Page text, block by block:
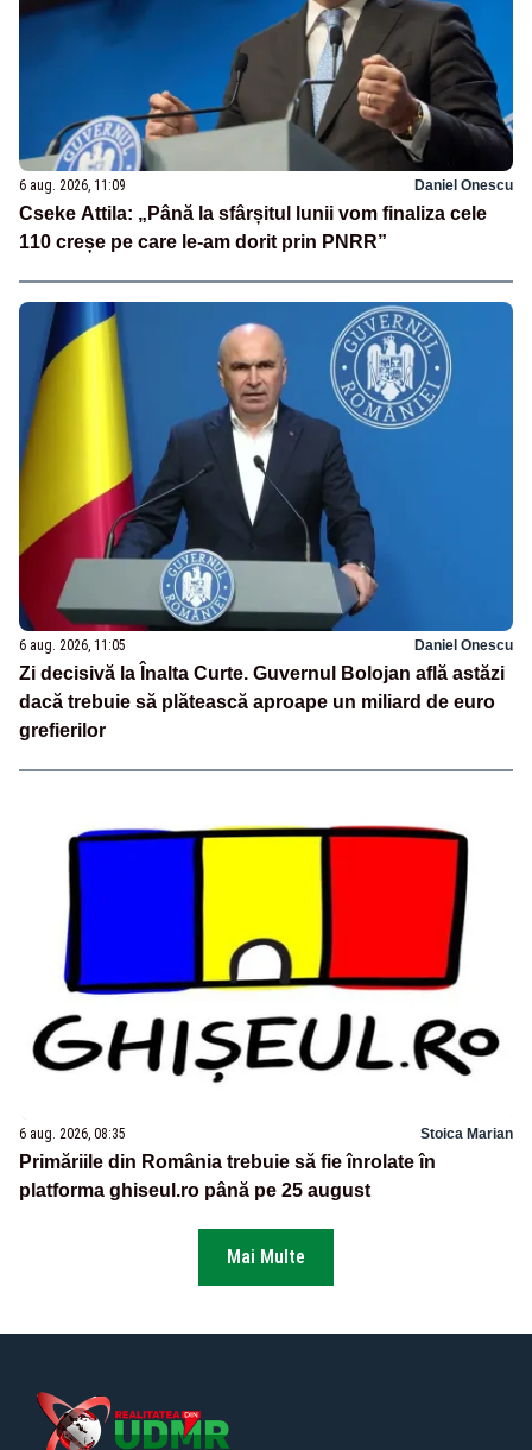
6 aug. 2026, 11:09 Daniel Onescu
Cseke Attila: „Până la sfârșitul lunii vom finaliza cele
110 creșe pe care le-am dorit prin PNRR”
6 aug. 2026, 11:05 Daniel Onescu
Zi decisivă la Înalta Curte. Guvernul Bolojan află astăzi
dacă trebuie să plătească aproape un miliard de euro
grefierilor
6 aug. 2026, 08:35 Stoica Marian
Primăriile din România trebuie să fie înrolate în
platforma ghiseul.ro până pe 25 august
Mai Multe